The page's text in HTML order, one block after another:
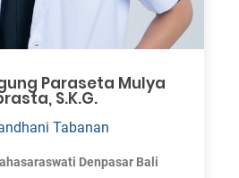
Paraseta Mulya
S.K.G.
Tabanan
Denpasar Bali